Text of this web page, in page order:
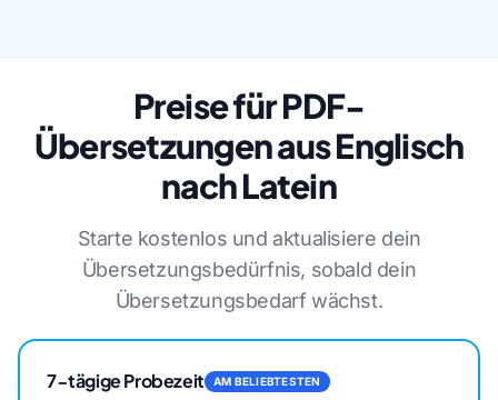
Preise für PDF-
Übersetzungen aus Englisch
nach Latein
Starte kostenlos und aktualisiere dein
Übersetzungsbedürfnis, sobald dein
Übersetzungsbedarf wächst.
7-tägige Probezeit AM BELIEBTESTEN